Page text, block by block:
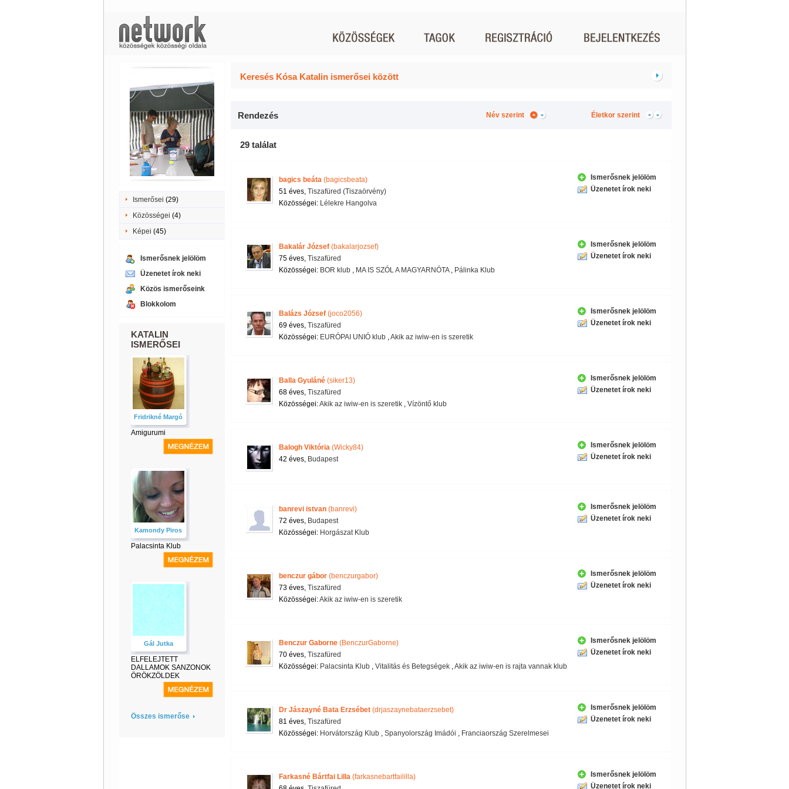
Ismerősei (29)
Közösségei (4)
Képei (45)
Ismerősnek jelölöm
Üzenetet írok neki
Közös ismerőseink
Blokkolom
KATALIN
ISMERŐSEI
Fridrikné Margó
Amigurumi
Kamondy Piros
Palacsinta Klub
Gál Jutka
ELFELEJTETT
DALLAMOK SANZONOK
ÖRÖKZÖLDEK
Összes ismerőse
Keresés Kósa Katalin ismerősei között
Rendezés Név szerint Életkor szerint
29 találat
bagics beáta(bagicsbeata)
51 éves, Tiszafüred (Tiszaörvény)
Közösségei: Lélekre Hangolva
Ismerősnek jelölöm
Üzenetet írok neki
Bakalár József(bakalarjozsef)
75 éves, Tiszafüred
Közösségei: BOR klub, MA IS SZÓL A MAGYARNÓTA, Pálinka Klub
Ismerősnek jelölöm
Üzenetet írok neki
Balázs József(joco2056)
69 éves, Tiszafüred
Közösségei: EURÓPAI UNIÓ klub,Akik az iwiw-en is szeretik
Ismerősnek jelölöm
Üzenetet írok neki
Balla Gyuláné(siker13)
68 éves, Tiszafüred
Közösségei:Akik az iwiw-en is szeretik, Vízöntő klub
Ismerősnek jelölöm
Üzenetet írok neki
Balogh Viktória(Wicky84)
42 éves, Budapest
Ismerősnek jelölöm
Üzenetet írok neki
banrevi istvan(banrevi)
72 éves, Budapest
Közösségei: Horgászat Klub
Ismerősnek jelölöm
Üzenetet írok neki
benczur gábor(benczurgabor)
73 éves, Tiszafüred
Közösségei:Akik az iwiw-en is szeretik
Ismerősnek jelölöm
Üzenetet írok neki
Benczur Gaborne(BenczurGaborne)
70 éves, Tiszafüred
Közösségei: Palacsinta Klub, Vitalitás és Betegségek,Akik az iwiw-en is rajta vannak klub
Ismerősnek jelölöm
Üzenetet írok neki
Dr Jászayné Bata Erzsébet(drjaszaynebataerzsebet)
81 éves, Tiszafüred
Közösségei: Horvátország Klub, Spanyolország Imádói , Franciaország Szerelmesei
Ismerősnek jelölöm
Üzenetet írok neki
Farkasné Bártfai Lilla(farkasnebartfaililla)
Ismerősnek jelölöm
Üzenetet írok neki